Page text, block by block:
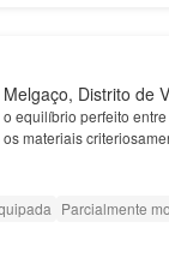
Distrito de
equilíbrio perfeito
materiais
e à…
Parcialmente